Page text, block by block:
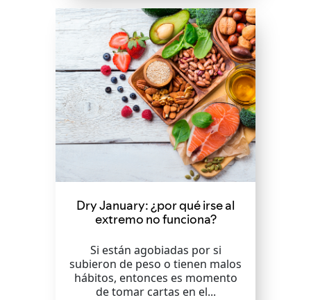
Dry January: ¿por qué irse al
extremo no funciona?
Si están agobiadas por si
subieron de peso o tienen malos
hábitos, entonces es momento
de tomar cartas en el...